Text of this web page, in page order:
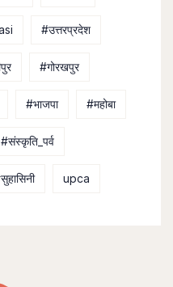
#उत्तरप्रदेश
#गोरखपुर
#भाजपा #महोबा
#संस्कृति_पर्व
upca